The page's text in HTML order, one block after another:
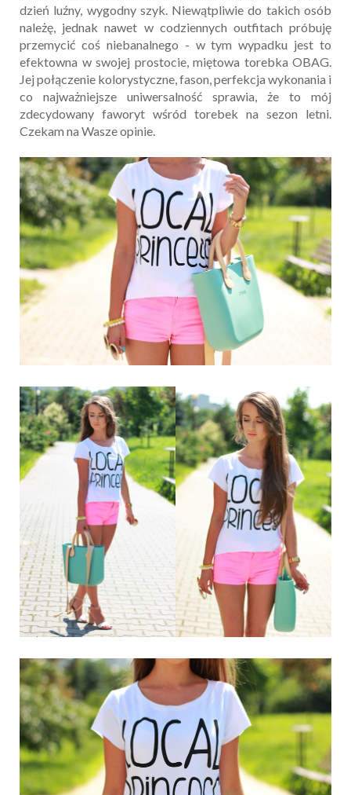
dzień luźny, wygodny szyk. Niewątpliwie do takich osób
należę, jednak nawet w codziennych outfitach próbuję
przemycić coś niebanalnego - w tym wypadku jest to
efektowna w swojej prostocie, miętowa torebka OBAG.
Jej połączenie kolorystyczne, fason, perfekcja wykonania i
co najważniejsze uniwersalność sprawia, że to mój
zdecydowany faworyt wśród torebek na sezon letni.
Czekam na Wasze opinie.